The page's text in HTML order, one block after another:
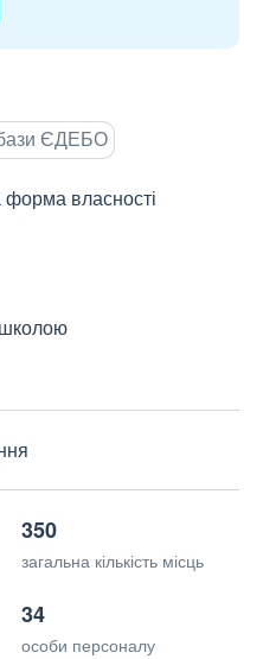
бази ЄДЕБО
власності
школою
350
загальна кількість місць
34
особи персоналу